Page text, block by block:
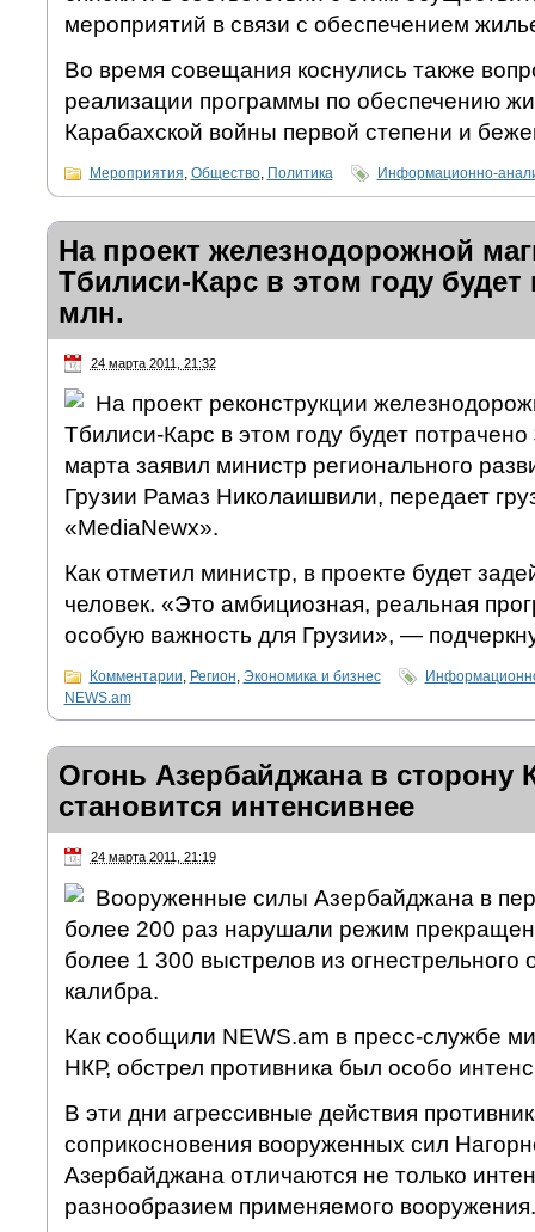
мероприятий в связи с обеспечением
Во время совещания коснулись также
реализации программы по обеспечению
Карабахской войны первой степени и
Мероприятия Общество, Политика Информационно-
На проект железнодорожной
Тбилиси-Карс в этом году будет
млн.
24 марта 2011, 21:32
На проект реконструкции
Тбилиси-Карс в этом году будет
марта заявил министр регионального
Грузии Рамаз Николаишвили, передает
«MediaNewx».
Как отметил министр, в проекте будет
человек. «Это амбициозная, реальная
особую важность для Грузии», —
Комментарии, Регион, Экономика и бизнес
NEWS.am
Огонь Азербайджана в сторону
становится интенсивнее
24 марта 2011, 21:19
Вооруженные силы Азербайджана в
более 200 раз нарушали режим
более 1 300 выстрелов из огнестрельного
калибра.
Как сообщили NEWS.am в пресс-службе
НКР, обстрел противника был особо
В эти дни агрессивные действия
соприкосновения вооруженных сил
Азербайджана отличаются не только
разнообразием применяемого вооружения.